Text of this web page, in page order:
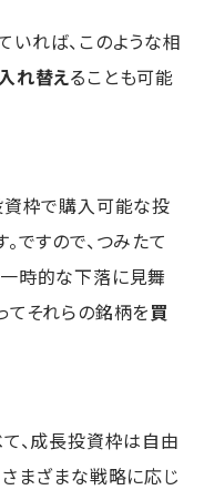
いれば、このような相
入れ替えることも可能
資枠で購入可能な投
ですので、つみたて
時的な下落に見舞
てそれらの銘柄を買
、成長投資枠は自由
まざまな戦略に応じ